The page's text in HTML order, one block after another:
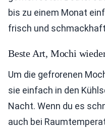
bis zu einem Monat
frisch und
Beste Art, Mochi
Um die gefrorenen
sie einfach in den
Nacht. Wenn du es
auch bei